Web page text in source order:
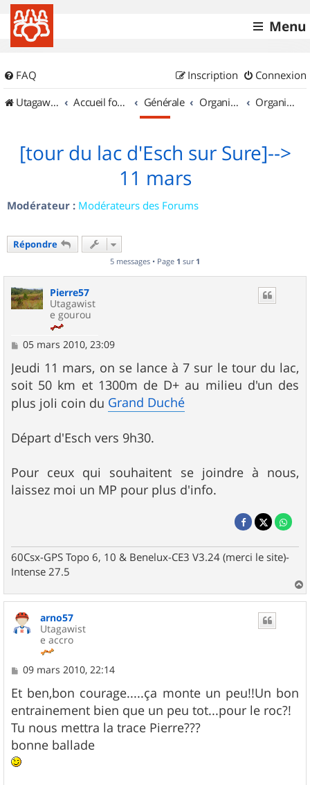
Menu
FAQ Connexion
Inscription
UtagawaVTT (Randos VTT et VTTAE avec traces GPS)
Accueil forum Générale Organisation de sorties & Recherche de partenaires Organisation de sorties au Luxembourg
[tour du lac d'Esch sur Sure]-->
11 mars
Modérateur : Modérateurs des Forums
Répondre
5 messages • Page 1 sur 1
Pierre57
Utagawist
e gourou
M
s
s
a
g
e
05 mars 2010, 23:09
Jeudi 11 mars, on se lance à 7 sur le tour du lac,
soit 50 km et 1300m de D+ au milieu d'un des
plus joli coin du Grand Duché
Départ d'Esch vers 9h30.
Pour ceux qui souhaitent se joindre à nous,
laissez moi un MP pour plus d'info.
60Csx-GPS Topo 6, 10 & Benelux-CE3 V3.24 (merci le site)-
Intense 27.5
a
u
arno57
Utagawist
e accro
M
s
s
a
g
e
09 mars 2010, 22:14
Et ben,bon courage.....ça monte un peu!!Un bon
entrainement bien que un peu tot...pour le roc?!
Tu nous mettra la trace Pierre???
bonne ballade